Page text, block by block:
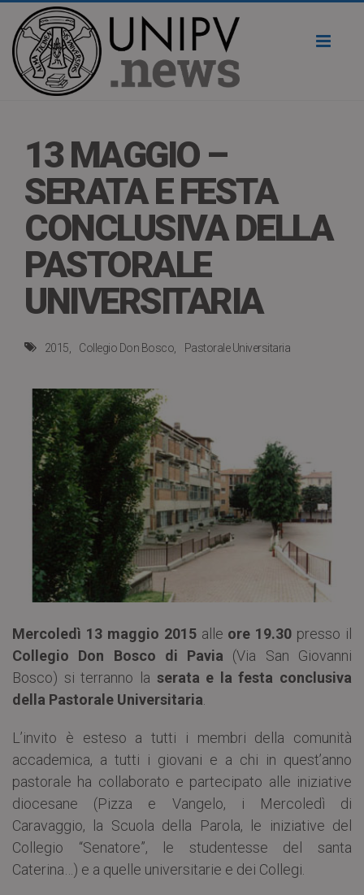
13 MAGGIO –
SERATA E FESTA
CONCLUSIVA DELLA
PASTORALE
UNIVERSITARIA
2015 Collegio Don Bosco Pastorale Universitaria
Mercoledì 13 maggio 2015alle ore 19.30 presso il
Collegio Don Bosco di Pavia (Via San Giovanni
Bosco) si terranno la serata e la festa conclusiva
della Pastorale Universitaria.
L’invito è esteso a tutti i membri della comunità
accademica, a tutti i giovani e a chi in quest’anno
pastorale ha collaborato e partecipato alle iniziative
diocesane (Pizza e Vangelo, i Mercoledì di
Caravaggio, la Scuola della Parola, le iniziative del
Collegio “Senatore”, le studentesse del santa
Caterina…) e a quelle universitarie e dei Collegi.